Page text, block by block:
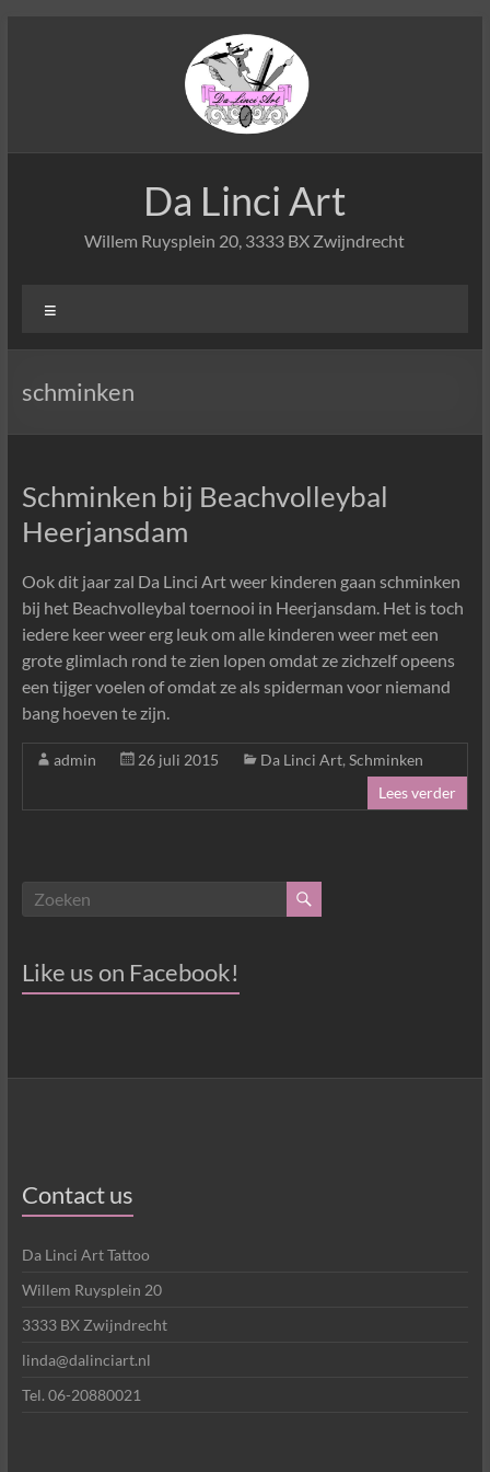
Da Linci Art
Willem Ruysplein 20, 3333 BX Zwijndrecht
schminken
Schminken bij Beachvolleybal
Heerjansdam
Ook dit jaar zal Da Linci Art weer kinderen gaan schminken
bij het Beachvolleybal toernooi in Heerjansdam. Het is toch
iedere keer weer erg leuk om alle kinderen weer met een
grote glimlach rond te zien lopen omdat ze zichzelf opeens
een tijger voelen of omdat ze als spiderman voor niemand
bang hoeven te zijn.
admin 26 juli 2015 Da Linci Art, Schminken
Lees verder
Like us on Facebook!
Contact us
Da Linci Art Tattoo
Willem Ruysplein 20
3333 BX Zwijndrecht
linda@dalinciart.nl
Tel. 06-20880021